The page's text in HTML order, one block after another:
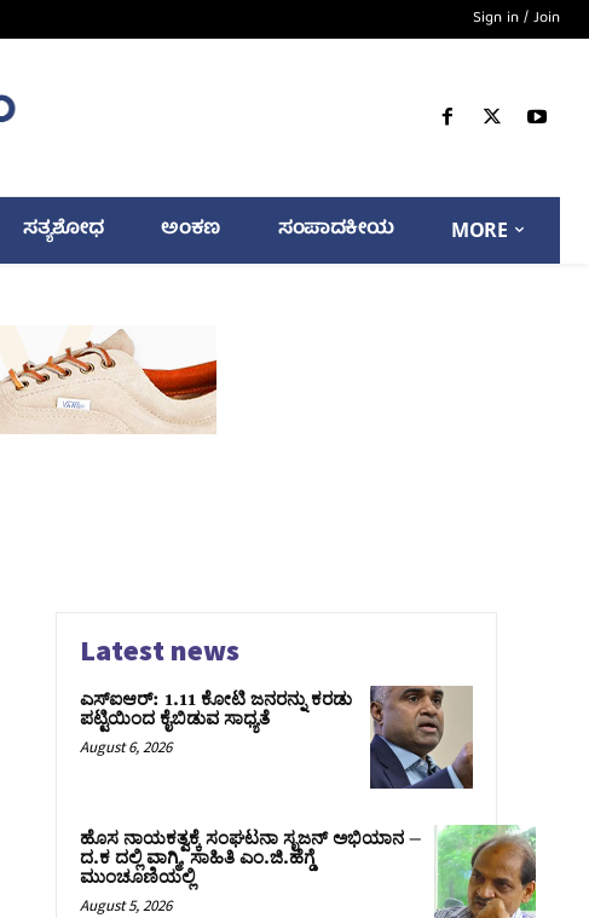
Sign in / Join
ಸತ್ಯಶೋಧ ಅಂಕಣ ಸಂಪಾದಕೀಯ MORE
Latest news
ಎಸ್‌ಐಆರ್‌: 1.11 ಕೋಟಿ ಜನರನ್ನು ಕರಡು
ಪಟ್ಟಿಯಿಂದ ಕೈಬಿಡುವ ಸಾಧ್ಯತೆ
August 6, 2026
ಹೊಸ ನಾಯಕತ್ವಕ್ಕೆ ಸಂಘಟನಾ ಸೃಜನ್ ಅಭಿಯಾನ –
ದ.ಕ ದಲ್ಲಿ ವಾಗ್ಮಿ, ಸಾಹಿತಿ ಎಂ.ಜಿ.ಹೆಗ್ಡೆ
ಮುಂಚೂಣಿಯಲ್ಲಿ
August 5, 2026